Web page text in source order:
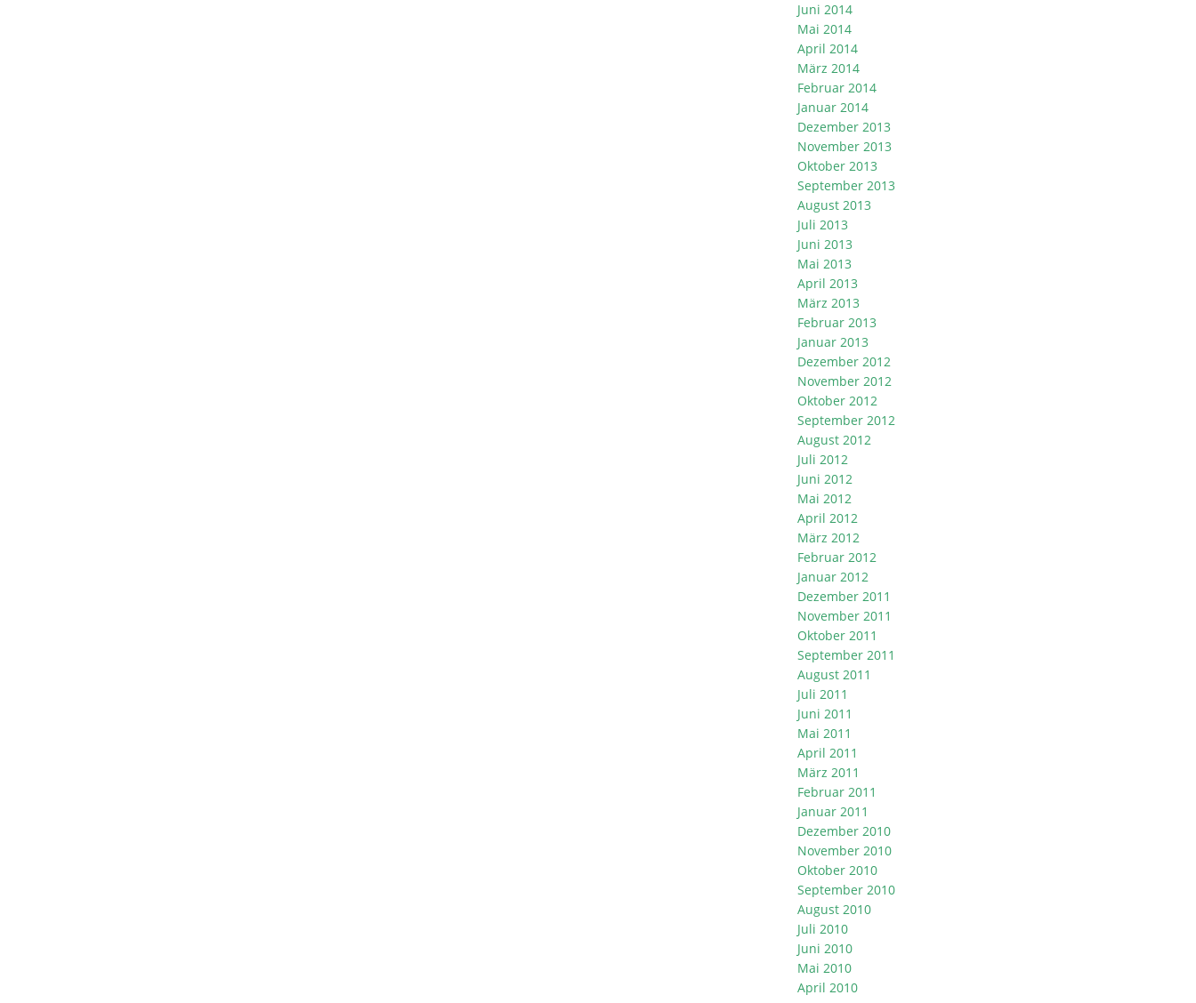
Juni 2014
Mai 2014
April 2014
März 2014
Februar 2014
Januar 2014
Dezember 2013
November 2013
Oktober 2013
September 2013
August 2013
Juli 2013
Juni 2013
Mai 2013
April 2013
März 2013
Februar 2013
Januar 2013
Dezember 2012
November 2012
Oktober 2012
September 2012
August 2012
Juli 2012
Juni 2012
Mai 2012
April 2012
März 2012
Februar 2012
Januar 2012
Dezember 2011
November 2011
Oktober 2011
September 2011
August 2011
Juli 2011
Juni 2011
Mai 2011
April 2011
März 2011
Februar 2011
Januar 2011
Dezember 2010
November 2010
Oktober 2010
September 2010
August 2010
Juli 2010
Juni 2010
Mai 2010
April 2010